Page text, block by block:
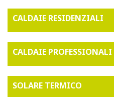
CALDAIE RESIDENZIALI
CALDAIE PROFESSIONALI
SOLARE TERMICO